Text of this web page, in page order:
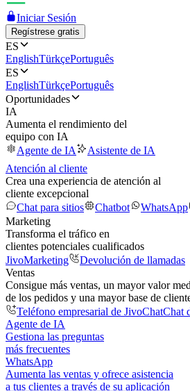
Iniciar Sesión
Regístrese gratis
ES
EnglishTürkçePortuguês
ES
EnglishTürkçePortuguês
Oportunidades
IA
Aumenta el rendimiento del
equipo con IA
Agente de IA
Asistente de IA
Atención al cliente
Crea una experiencia de atención al
cliente excepcional
Chat para sitios
Chatbot WhatsApp
Marketing
Transforma el tráfico en
clientes potenciales cualificados
JivoMarketing
Devolución de llamadas
Ventas
Consigue más ventas, un mayor valor
de los pedidos y una mayor base de
Teléfono empresarial de JivoChatChat
Agente de IA
Gestiona las preguntas
más frecuentes
WhatsApp
Aumenta las ventas y ofrece asistencia
a tus clientes a través de su aplicación